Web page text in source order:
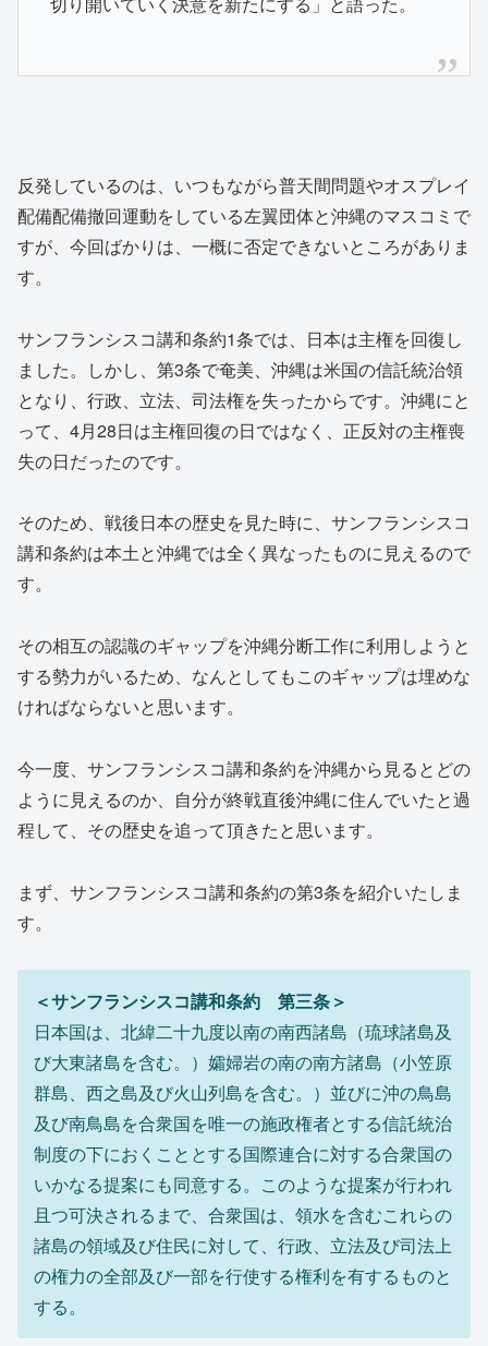
反発しているのは、いつもながら普天間問題やオスプレイ
配備配備撤回運動をしている左翼団体と沖縄のマスコミで
すが、今回ばかりは、一概に否定できないところがありま
す。
サンフランシスコ講和条約1条では、日本は主権を回復し
ました。しかし、第3条で奄美、沖縄は米国の信託統治領
となり、行政、立法、司法権を失ったからです。沖縄にと
って、4月28日は主権回復の日ではなく、正反対の主権喪
失の日だったのです。
そのため、戦後日本の歴史を見た時に、サンフランシスコ
講和条約は本土と沖縄では全く異なったものに見えるので
す。
その相互の認識のギャップを沖縄分断工作に利用しようと
する勢力がいるため、なんとしてもこのギャップは埋めな
ければならないと思います。
今一度、サンフランシスコ講和条約を沖縄から見るとどの
ように見えるのか、自分が終戦直後沖縄に住んでいたと過
程して、その歴史を追って頂きたと思います。
まず、サンフランシスコ講和条約の第3条を紹介いたしま
す。
＜サンフランシスコ講和条約 第三条＞
日本国は、北緯二十九度以南の南西諸島（琉球諸島及
び大東諸島を含む。）孀婦岩の南の南方諸島（小笠原
群島、西之島及び火山列島を含む。）並びに沖の鳥島
及び南鳥島を合衆国を唯一の施政権者とする信託統治
制度の下におくこととする国際連合に対する合衆国の
いかなる提案にも同意する。このような提案が行われ
且つ可決されるまで、合衆国は、領水を含むこれらの
諸島の領域及び住民に対して、行政、立法及び司法上
の権力の全部及び一部を行使する権利を有するものと
する。